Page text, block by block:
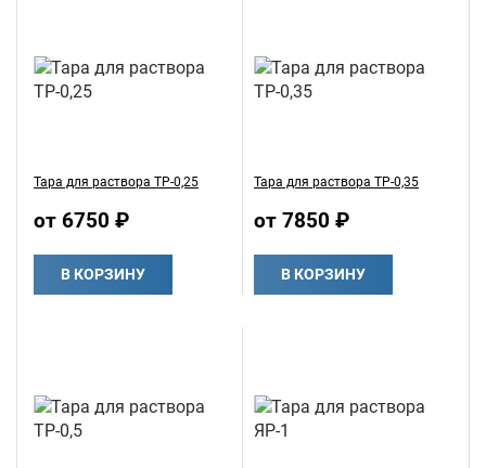
Тара для раствора ТР-0,25
от 6750 ₽
В КОРЗИНУ
Тара для раствора ТР-0,35
от 7850 ₽
В КОРЗИНУ